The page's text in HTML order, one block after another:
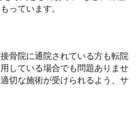
っています。
骨院に通院されている方も転院
している場合でも問題ありませ
切な施術が受けられるよう、サ